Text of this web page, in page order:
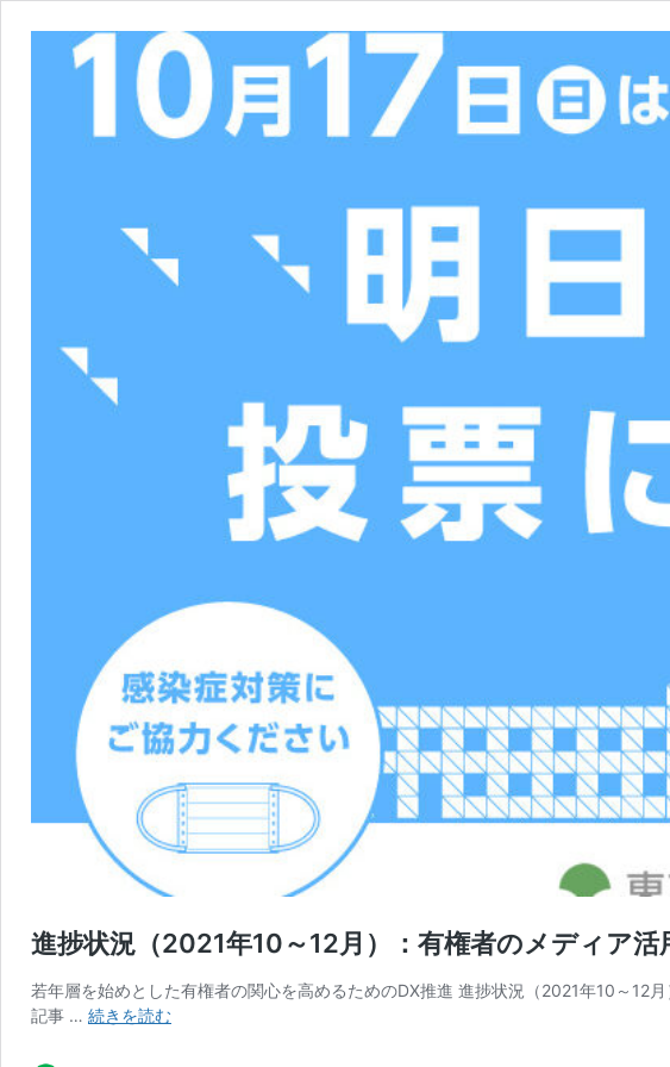
進捗状況（2021年10～12月）：有権者のメディア活
若年層を始めとした有権者の関心を高めるためのDX推進 進捗状況（2021年10～12
記事 … 続きを読む進